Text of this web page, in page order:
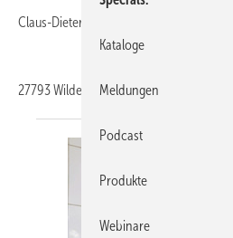
Claus-Dieter Schmidt
27793Wildeshausen
Kataloge
Meldungen
Podcast
Produkte
Webinare